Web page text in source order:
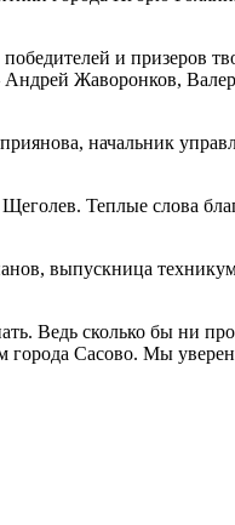
и призеров
Жаворонков,
начальник
Теплые слова
выпускница
Ведь сколько бы ни
города Сасово. Мы